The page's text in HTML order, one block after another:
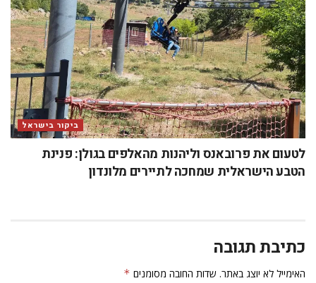
ביקור בישראל
לטעום את פרובאנס וליהנות מהאלפים בגולן: פנינת
הטבע הישראלית שמחכה לתיירים מלונדון
כתיבת תגובה
האימייל לא יוצג באתר. שדות החובה מסומנים *